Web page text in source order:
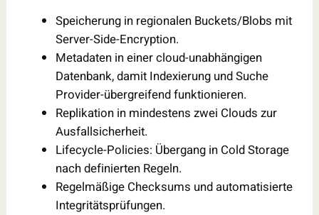
Speicherung in regionalen Buckets/Blobs mit
Server-Side-Encryption.
Metadaten in einer cloud-unabhängigen
Datenbank, damit Indexierung und Suche
Provider-übergreifend funktionieren.
Replikation in mindestens zwei Clouds zur
Ausfallsicherheit.
Lifecycle-Policies: Übergang in Cold Storage
nach definierten Regeln.
Regelmäßige Checksums und automatisierte
Integritätsprüfungen.